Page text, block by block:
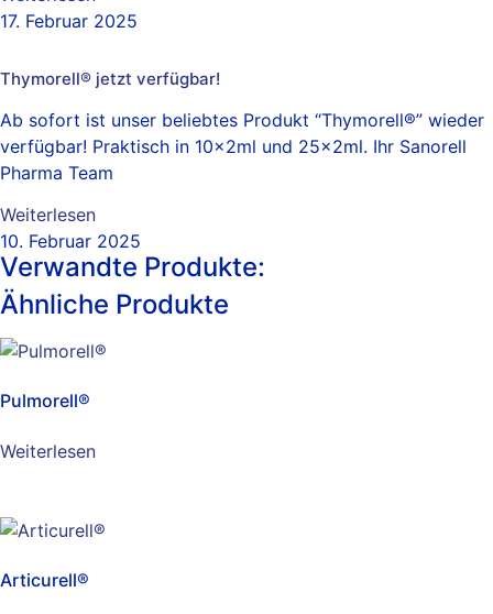
17. Februar 2025
Thymorell® jetzt verfügbar!
Ab sofort ist unser beliebtes Produkt “Thymorell®” wieder
verfügbar! Praktisch in 10x2ml und 25x2ml. Ihr Sanorell
Pharma Team
Weiterlesen
10. Februar 2025
Verwandte Produkte:
Ähnliche Produkte
Pulmorell®
Weiterlesen
Articurell®